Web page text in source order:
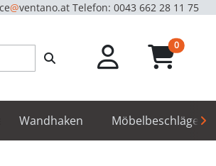
@ventano.at Telefon: 0043 662 28 11 75
0unread
Wandhaken Möbelbeschläge